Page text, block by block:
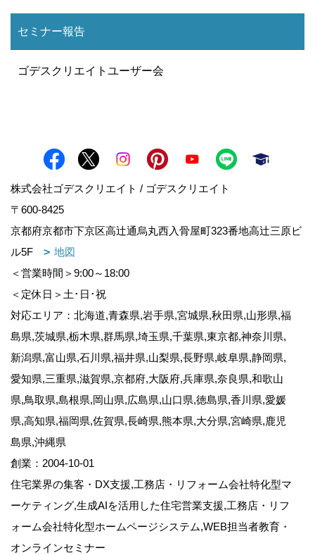
セミナー報告
ゴデスクリエイトユーザー会
株式会社ゴデスクリエイト / ゴデスクリエイト
〒600-8425
京都府京都市下京区高辻通烏丸西入骨屋町323番地高辻三原ビ
ル5F
地図
＜営業時間＞9:00～18:00
＜定休日＞土･日･祝
対応エリア：北海道,青森県,岩手県,宮城県,秋田県,山形県,福
島県,茨城県,栃木県,群馬県,埼玉県,千葉県,東京都,神奈川県,
新潟県,富山県,石川県,福井県,山梨県,長野県,岐阜県,静岡県,
愛知県,三重県,滋賀県,京都府,大阪府,兵庫県,奈良県,和歌山
県,鳥取県,島根県,岡山県,広島県,山口県,徳島県,香川県,愛媛
県,高知県,福岡県,佐賀県,長崎県,熊本県,大分県,宮崎県,鹿児
島県,沖縄県
創業：2004-10-01
住宅業界の集客・DX支援,工務店・リフォーム会社特化型マ
ーケティング,生成AIを活用した住宅営業支援,工務店・リフ
ォーム会社特化型ホームページシステム,WEB担当者教育・
オンラインセミナー